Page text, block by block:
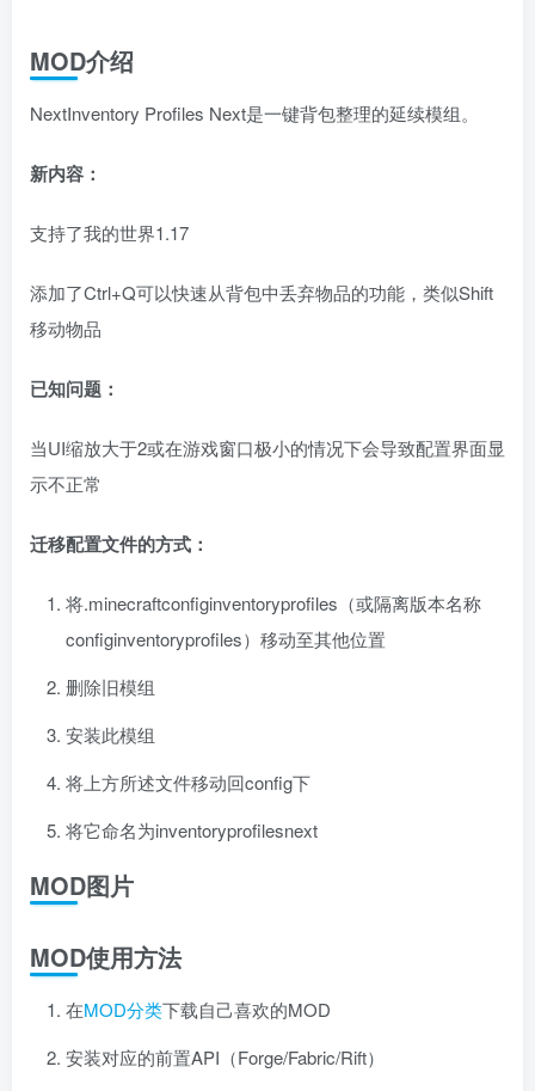
MOD介绍
NextInventory Profiles Next是一键背包整理的延续模组。
新内容：
支持了我的世界1.17
添加了Ctrl+Q可以快速从背包中丢弃物品的功能，类似Shift
移动物品
已知问题：
当UI缩放大于2或在游戏窗口极小的情况下会导致配置界面显
示不正常
迁移配置文件的方式：
将.minecraftconfiginventoryprofiles（或隔离版本名称
configinventoryprofiles）移动至其他位置
删除旧模组
安装此模组
将上方所述文件移动回config下
将它命名为inventoryprofilesnext
MOD图片
MOD使用方法
在MOD分类下载自己喜欢的MOD
安装对应的前置API（Forge/Fabric/Rift）